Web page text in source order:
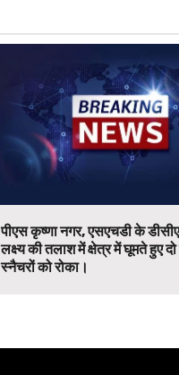
पीएस कृष्णा नगर, एसएचडी के
लक्ष्य की तलाश में क्षेत्र में घूमते हुए
स्नैचरों को रोका।